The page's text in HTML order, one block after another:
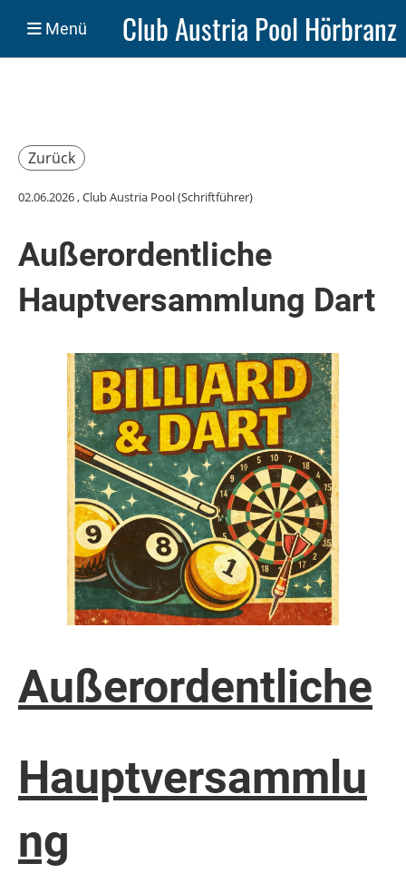
Club Austria Pool Hörbranz
Menü
Zurück
02.06.2026, Club Austria Pool (Schriftführer)
Außerordentliche
Hauptversammlung Dart
Außerordentliche
Hauptversammlu
ng